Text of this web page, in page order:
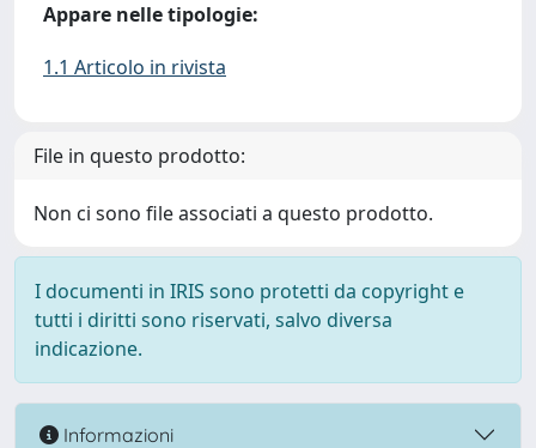
Appare nelle tipologie:
1.1 Articolo in rivista
File in questo prodotto:
Non ci sono file associati a questo prodotto.
I documenti in IRIS sono protetti da copyright e
tutti i diritti sono riservati, salvo diversa
indicazione.
Informazioni